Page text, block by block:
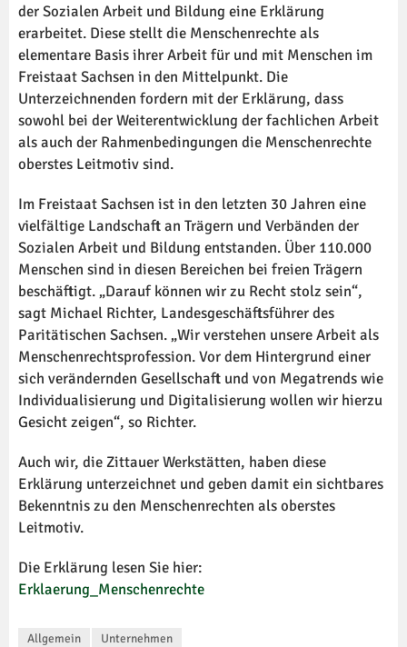
der Sozialen Arbeit und Bildung eine Erklärung
erarbeitet. Diese stellt die Menschenrechte als
elementare Basis ihrer Arbeit für und mit Menschen im
Freistaat Sachsen in den Mittelpunkt. Die
Unterzeichnenden fordern mit der Erklärung, dass
sowohl bei der Weiterentwicklung der fachlichen Arbeit
als auch der Rahmenbedingungen die Menschenrechte
oberstes Leitmotiv sind.
Im Freistaat Sachsen ist in den letzten 30 Jahren eine
vielfältige Landschaft an Trägern und Verbänden der
Sozialen Arbeit und Bildung entstanden. Über 110.000
Menschen sind in diesen Bereichen bei freien Trägern
beschäftigt. „Darauf können wir zu Recht stolz sein“,
sagt Michael Richter, Landesgeschäftsführer des
Paritätischen Sachsen. „Wir verstehen unsere Arbeit als
Menschenrechtsprofession. Vor dem Hintergrund einer
sich verändernden Gesellschaft und von Megatrends wie
Individualisierung und Digitalisierung wollen wir hierzu
Gesicht zeigen“, so Richter.
Auch wir, die Zittauer Werkstätten, haben diese
Erklärung unterzeichnet und geben damit ein sichtbares
Bekenntnis zu den Menschenrechten als oberstes
Leitmotiv.
Die Erklärung lesen Sie hier:
Erklaerung_Menschenrechte
Allgemein Unternehmen